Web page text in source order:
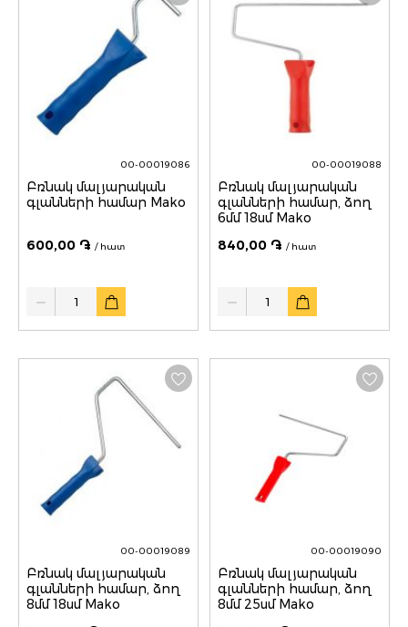
00-00019086
Բռնակ մալյարական
գլանների համար Mako
600,00 ֏ / հատ
Quantity
00-00019088
Բռնակ մալյարական
գլանների համար, ձող
6մմ 18սմ Mako
840,00 ֏ / հատ
Quantity
00-00019089
Բռնակ մալյարական
գլանների համար, ձող
8մմ 18սմ Mako
00-00019090
Բռնակ մալյարական
գլանների համար, ձող
8մմ 25սմ Mako